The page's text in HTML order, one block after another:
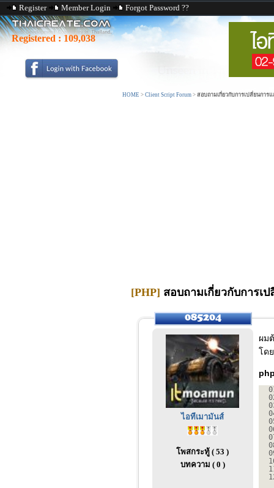
Register Member Login Forgot Password ??
Registered : 109,038
HOME > Client Script Forum > สอบถามเกี่ยวกับการเปลี่ยนการ
[PHP] สอบถามเกี่ยวกับการเ
ไอทีเมามันส์
โพสกระทู้ ( 53 )
บทความ ( 0 )
ผม
โด